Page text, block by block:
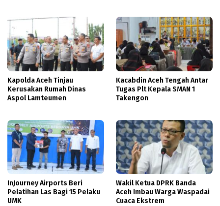
Kapolda Aceh Tinjau
Kerusakan Rumah Dinas
Aspol Lamteumen
Kacabdin Aceh Tengah Antar
Tugas Plt Kepala SMAN 1
Takengon
InJourney Airports Beri
Pelatihan Las Bagi 15 Pelaku
UMK
Wakil Ketua DPRK Banda
Aceh Imbau Warga Waspadai
Cuaca Ekstrem